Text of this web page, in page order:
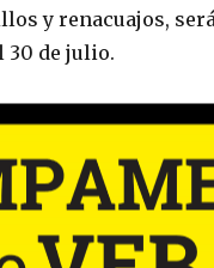
y renacuajos,
30 de julio.